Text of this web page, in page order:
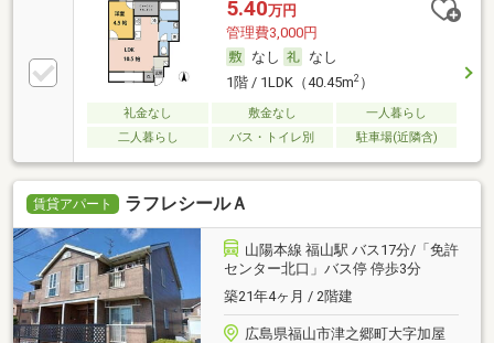
5.40万円
管理費3,000円
なし
なし
1階 / 1LDK（40.45m2）
礼金なし 敷金なし
一人暮らし
二人暮らし
バス・トイレ別 駐車場(近隣含)
賃貸アパート ラフレシールＡ
山陽本線 福山駅 バス17分/「免許
センター北口」バス停 停歩3分
築21年4ヶ月 / 2階建
広島県福山市津之郷町大字加屋